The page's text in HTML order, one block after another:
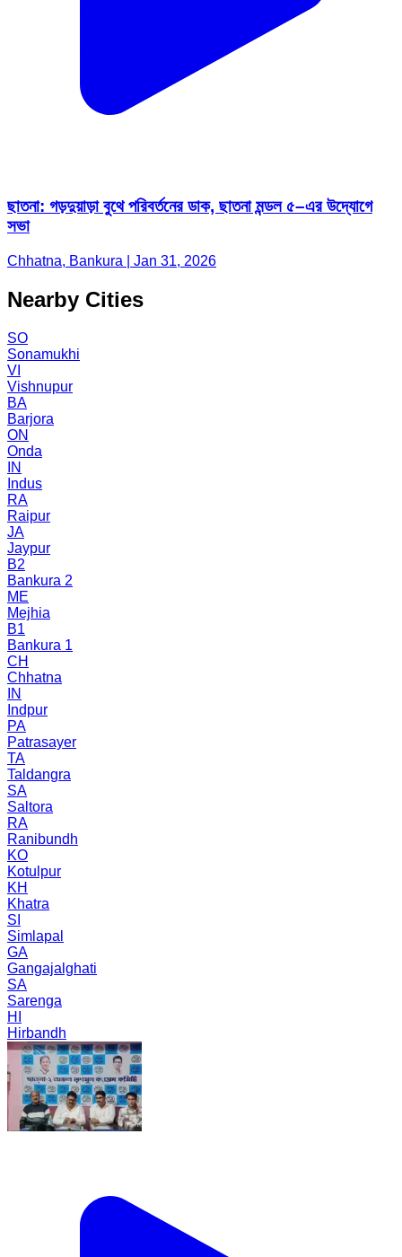
ছাতনা: গড়দুয়াড়া বুথে পরিবর্তনের ডাক, ছাতনা মন্ডল ৫–এর উদ্যোগে
সভা
Chhatna, Bankura | Jan 31, 2026
Nearby Cities
SO
Sonamukhi
VI
Vishnupur
BA
Barjora
ON
Onda
IN
Indus
RA
Raipur
JA
Jaypur
B2
Bankura 2
ME
Mejhia
B1
Bankura 1
CH
Chhatna
IN
Indpur
PA
Patrasayer
TA
Taldangra
SA
Saltora
RA
Ranibundh
KO
Kotulpur
KH
Khatra
SI
Simlapal
GA
Gangajalghati
SA
Sarenga
HI
Hirbandh